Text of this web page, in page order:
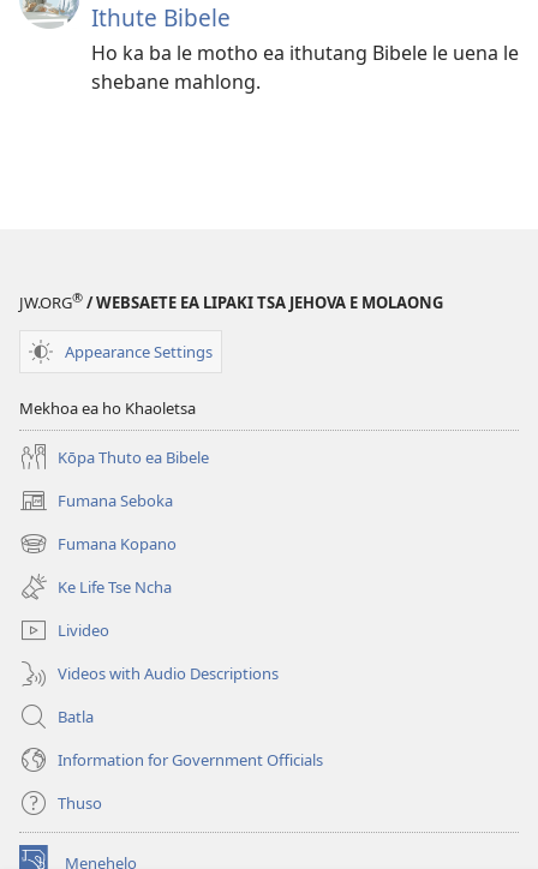
Ithute Bibele
Ho ka ba le motho ea ithutang Bibele le uena le
shebane mahlong.
JW.ORG® / WEBSAETE EA LIPAKI TSA JEHOVA E MOLAONG
Appearance Settings
Mekhoa ea ho Khaoletsa
Kōpa Thuto ea Bibele
Fumana Seboka
(opens
new
window)
Fumana Kopano
(opens
new
window)
Ke Life Tse Ncha
Livideo
Videos with Audio Descriptions
Batla
Information for Government Officials
Thuso
Menehelo